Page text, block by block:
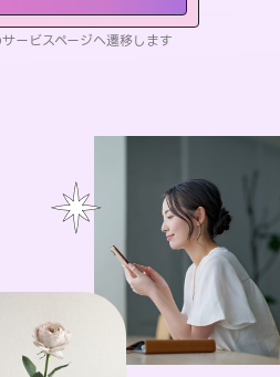
ービスページへ遷移します